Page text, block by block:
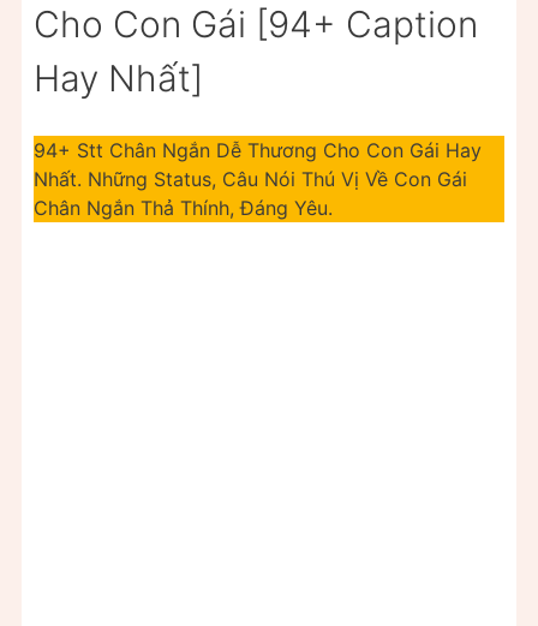
Cho Con Gái [94+ Caption
Hay Nhất]
94+ Stt Chân Ngắn Dễ Thương Cho Con Gái Hay
Nhất. Những Status, Câu Nói Thú Vị Về Con Gái
Chân Ngắn Thả Thính, Đáng Yêu.